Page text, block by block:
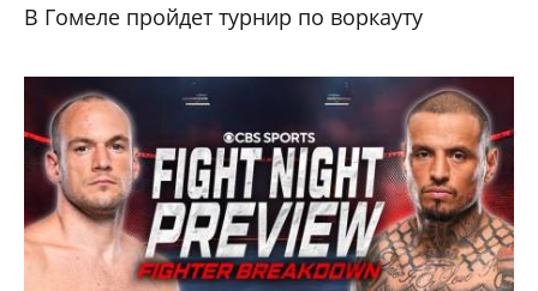
В Гомеле пройдет турнир по воркауту